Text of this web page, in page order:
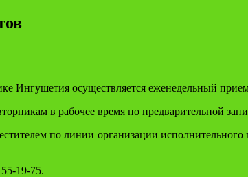
Ингушетия осуществляется еженедельный
в рабочее время по предварительной
по линии организации исполнительного
19-75.